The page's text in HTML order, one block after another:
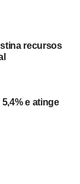
uma
das tensões
Setores
devem
etapa do
pretende
recursos
e atinge